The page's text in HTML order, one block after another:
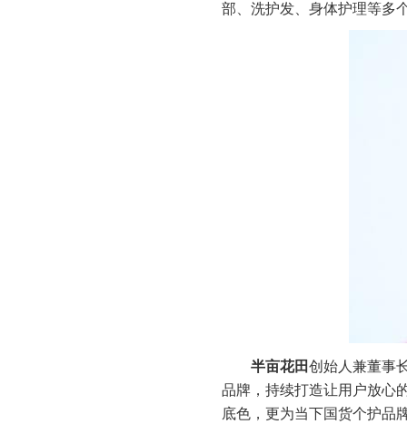
部、洗护发、身体护理等多
半亩花田创始人兼董事
品牌，持续打造让用户放心
底色，更为当下国货个护品